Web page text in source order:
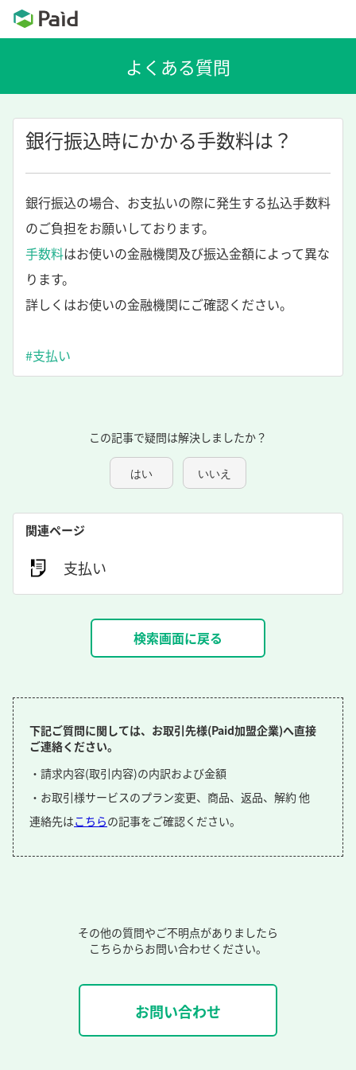
銀行振込時にかかる手数料は？
銀行振込の場合、お支払いの際に発生する払込手数料
のご負担をお願いしております。
手数料はお使いの金融機関及び振込金額によって異な
ります。
詳しくはお使いの金融機関にご確認ください。
#支払い
この記事で疑問は解決しましたか？
はい いいえ
関連ページ
支払い
検索画面に戻る
下記ご質問に関しては、お取引先様(Paid加盟企業)へ直接
ご連絡ください。
・請求内容(取引内容)の内訳および金額
・お取引様サービスのプラン変更、商品、返品、解約 他
連絡先はこちらの記事をご確認ください。
その他の質問やご不明点がありましたら
こちらからお問い合わせください。
お問い合わせ